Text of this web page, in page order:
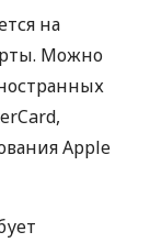
на
Можно
Apple